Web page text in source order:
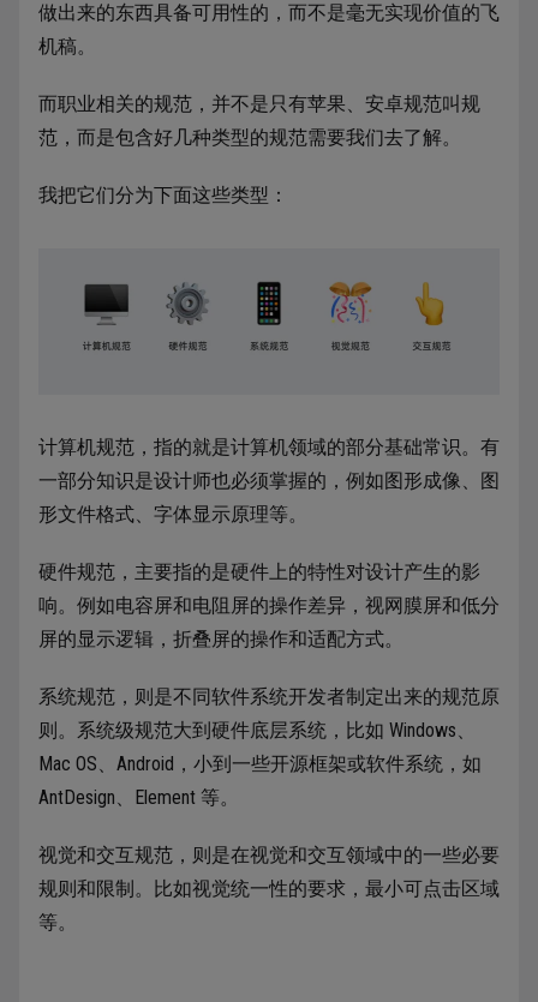
做出来的东西具备可用性的，而不是毫无实现价值的飞
机稿。
而职业相关的规范，并不是只有苹果、安卓规范叫规
范，而是包含好几种类型的规范需要我们去了解。
我把它们分为下面这些类型：
计算机规范，指的就是计算机领域的部分基础常识。有
一部分知识是设计师也必须掌握的，例如图形成像、图
形文件格式、字体显示原理等。
硬件规范，主要指的是硬件上的特性对设计产生的影
响。例如电容屏和电阻屏的操作差异，视网膜屏和低分
屏的显示逻辑，折叠屏的操作和适配方式。
系统规范，则是不同软件系统开发者制定出来的规范原
则。系统级规范大到硬件底层系统，比如 Windows、
Mac OS、Android，小到一些开源框架或软件系统，如
AntDesign、Element 等。
视觉和交互规范，则是在视觉和交互领域中的一些必要
规则和限制。比如视觉统一性的要求，最小可点击区域
等。